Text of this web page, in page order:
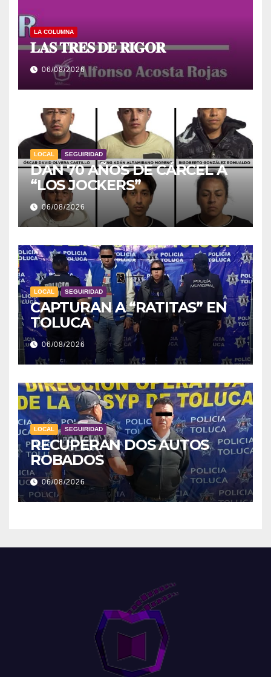
LA COLUMNA
𝐋𝐀𝐒 𝐓𝐑𝐄𝐒 𝐃𝐄 𝐑𝐈𝐆𝐎𝐑
06/08/2026
LOCAL SEGUIRIDAD
DAN 70 AÑOS DE CÁRCEL A
“LOS JOCKERS”
06/08/2026
LOCAL SEGUIRIDAD
CAPTURAN A “RATITAS” EN
TOLUCA
06/08/2026
LOCAL SEGUIRIDAD
RECUPERAN DOS AUTOS
ROBADOS
06/08/2026